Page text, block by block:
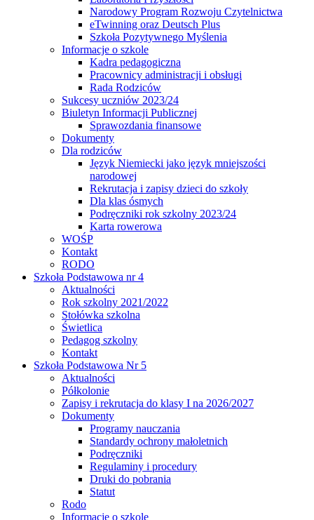
Narodowy Program Rozwoju Czytelnictwa
eTwinning oraz Deutsch Plus
Szkoła Pozytywnego Myślenia
Informacje o szkole
Kadra pedagogiczna
Pracownicy administracji i obsługi
Rada Rodziców
Sukcesy uczniów 2023/24
Biuletyn Informacji Publicznej
Sprawozdania finansowe
Dokumenty
Dla rodziców
Język Niemiecki jako język mniejszości
narodowej
Rekrutacja i zapisy dzieci do szkoły
Dla klas ósmych
Podręczniki rok szkolny 2023/24
Karta rowerowa
WOŚP
Kontakt
RODO
Szkoła Podstawowa nr 4
Aktualności
Rok szkolny 2021/2022
Stołówka szkolna
Świetlica
Pedagog szkolny
Kontakt
Szkoła Podstawowa Nr 5
Aktualności
Półkolonie
Zapisy i rekrutacja do klasy I na 2026/2027
Dokumenty
Programy nauczania
Standardy ochrony małoletnich
Podręczniki
Regulaminy i procedury
Druki do pobrania
Statut
Rodo
Informacje o szkole